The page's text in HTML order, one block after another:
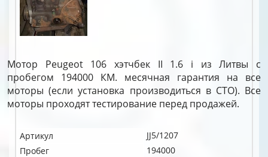
Мотор Peugeot 106 хэтчбек II 1.6 i из Литвы с
пробегом 194000 КМ. месячная гарантия на все
моторы (если установка производиться в СТО). Все
моторы проходят тестирование перед продажей.
Артикул
JJ5/1207
Пробег
194000